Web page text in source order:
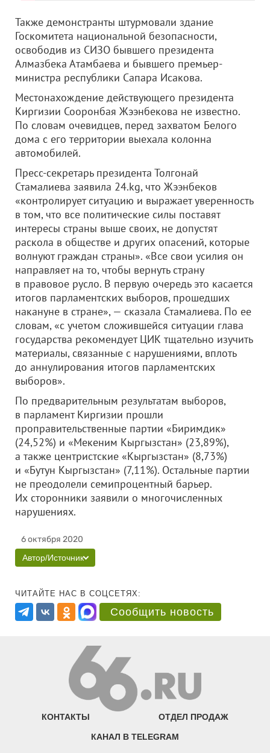
Также демонстранты штурмовали здание
Госкомитета национальной безопасности,
освободив из СИЗО бывшего президента
Алмазбека Атамбаева и бывшего премьер-
министра республики Сапара Исакова.
Местонахождение действующего президента
Киргизии Сооронбая Жээнбекова не известно.
По словам очевидцев, перед захватом Белого
дома с его территории выехала колонна
автомобилей.
Пресс-секретарь президента Толгонай
Стамалиева заявила 24.kg, что Жээнбеков
«контролирует ситуацию и выражает уверенность
в том, что все политические силы поставят
интересы страны выше своих, не допустят
раскола в обществе и других опасений, которые
волнуют граждан страны». «Все свои усилия он
направляет на то, чтобы вернуть страну
в правовое русло. В первую очередь это касается
итогов парламентских выборов, прошедших
накануне в стране», — сказала Стамалиева. По ее
словам, «с учетом сложившейся ситуации глава
государства рекомендует ЦИК тщательно изучить
материалы, связанные с нарушениями, вплоть
до аннулирования итогов парламентских
выборов».
По предварительным результатам выборов,
в парламент Киргизии прошли
проправительственные партии «Биримдик»
(24,52%) и «Мекеним Кыргызстан» (23,89%),
а также центристские «Кыргызстан» (8,73%)
и «Бутун Кыргызстан» (7,11%). Остальные партии
не преодолели семипроцентный барьер.
Их сторонники заявили о многочисленных
нарушениях.
6 октября 2020
Автор/Источник
ЧИТАЙТЕ НАС В СОЦСЕТЯХ:
Сообщить новость
КОНТАКТЫ ОТДЕЛ ПРОДАЖ
КАНАЛ В TELEGRAM